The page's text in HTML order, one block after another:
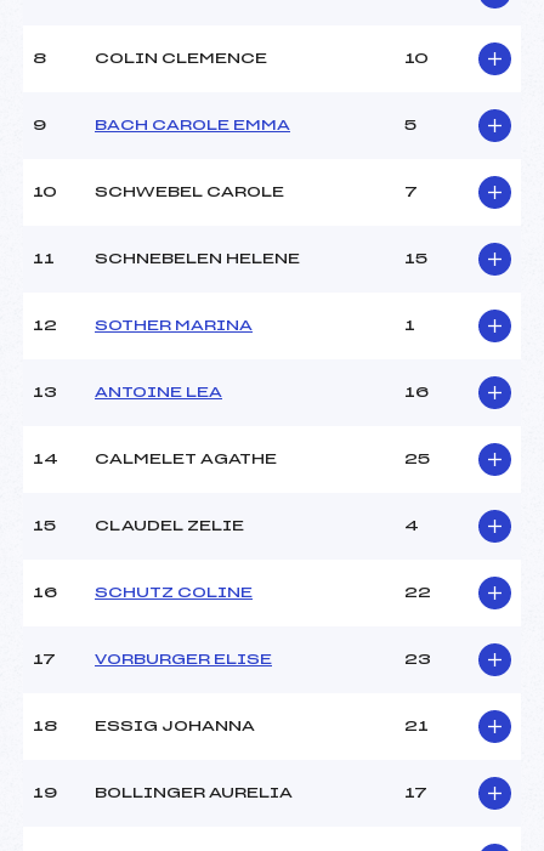
(MV)
Ouvreurs B :
JUNG RICHARD (MV)
Neige :
culture
54
17H30
(MV)
JUNG ELISA (MV)
Ouvreurs E :
-14
Pénalité appliquée :
101.1600
8 COLIN CLEMENCE 10
9 BACH CAROLE EMMA 5
10 SCHWEBEL CAROLE 7
11 SCHNEBELEN HELENE 15
12 SOTHER MARINA 1
13 ANTOINE LEA 16
14 CALMELET AGATHE 25
15 CLAUDEL ZELIE 4
16 SCHUTZ COLINE 22
17 VORBURGER ELISE 23
18 ESSIG JOHANNA 21
19 BOLLINGER AURELIA 17